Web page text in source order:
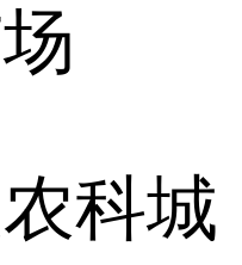
科城